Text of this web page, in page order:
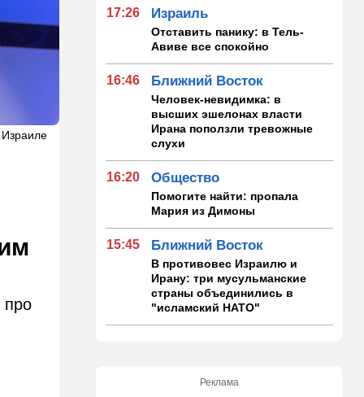
про
17:26 Израиль
Отставить панику: в Тель-
Авиве все спокойно
16:46 Ближний Восток
Человек-невидимка: в
высших эшелонах власти
Ирана поползли тревожные
слухи
16:20 Общество
Помогите найти: пропала
Мария из Димоны
15:45 Ближний Восток
В противовес Израилю и
Ирану: три мусульманские
страны объединились в
"исламский НАТО"
палестинскими строят
Реклама